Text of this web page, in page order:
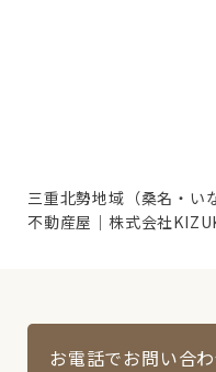
三重北勢地域（桑名・い
不動産屋｜株式会社
お電話でお問い合